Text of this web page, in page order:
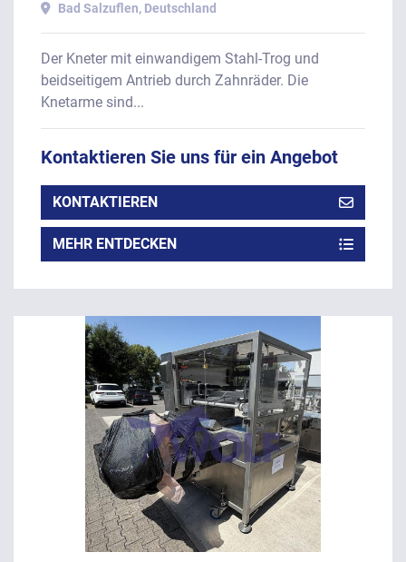
Bad Salzuflen, Deutschland
Der Kneter mit einwandigem Stahl-Trog und
beidseitigem Antrieb durch Zahnräder. Die
Knetarme sind...
Kontaktieren Sie uns für ein Angebot
KONTAKTIEREN
MEHR ENTDECKEN